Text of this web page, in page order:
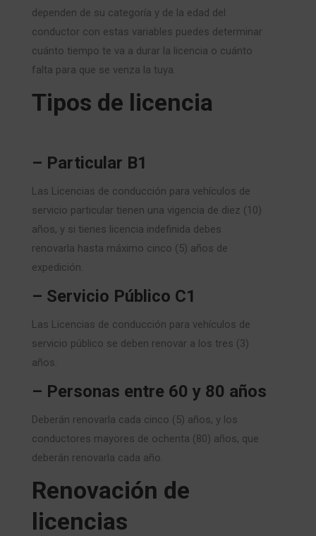
dependen de su categoría y de la edad del
conductor con estas variables puedes determinar
cuánto tiempo te va a durar la licencia o cuánto
falta para que se venza la tuya.
Tipos de licencia
– Particular B1
Las Licencias de conducción para vehículos de
servicio particular tienen una vigencia de diez (10)
años, y si tienes licencia indefinida debes
renovarla hasta máximo cinco (5) años de
expedición.
– Servicio Público C1
Las Licencias de conducción para vehículos de
servicio público se deben renovar a los tres (3)
años.
– Personas entre 60 y 80 años
Deberán renovarla cada cinco (5) años, y los
conductores mayores de ochenta (80) años, que
deberán renovarla cada año.
Renovación de
licencias